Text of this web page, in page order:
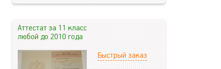
Аттестат за 11 класс
любой до 2010 года
Быстрый заказ